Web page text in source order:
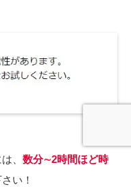
、 数分∼2時間ほど時
い！